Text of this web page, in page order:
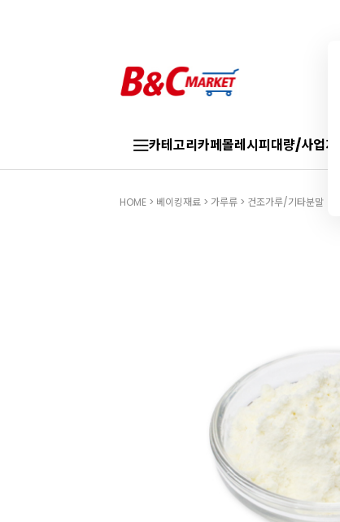
카테고리카페몰레시피대량/사업자
HOME > 베이킹재료 > 가루류 > 건조가루/기타분말